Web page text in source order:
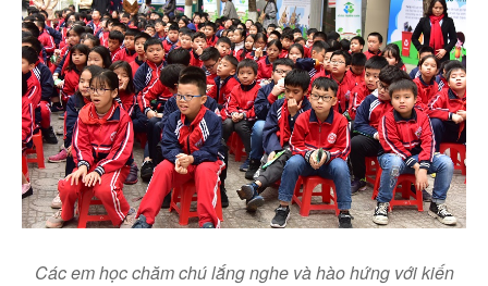
Các emhọcchăm chú lắng nghe và hào hứng với kiến